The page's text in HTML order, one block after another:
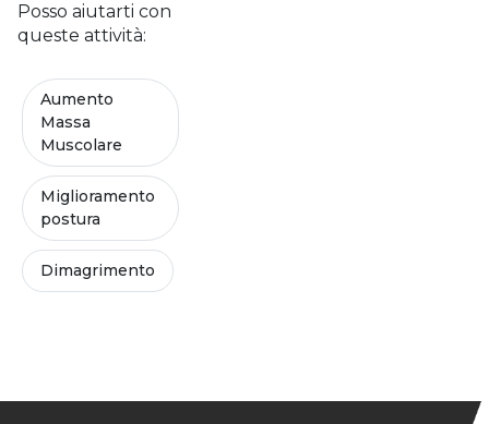
Posso aiutarti con
queste attività:
Aumento
Massa
Muscolare
Miglioramento
postura
Dimagrimento